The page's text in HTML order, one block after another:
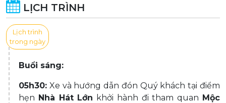
LỊCH TRÌNH
Lịch trình
trong ngày
Buổi sáng:
05h30: Xe và hướng dẫn đón Quý khách tại điểm
hẹn Nhà Hát Lớn khởi hành đi tham quan Mộc